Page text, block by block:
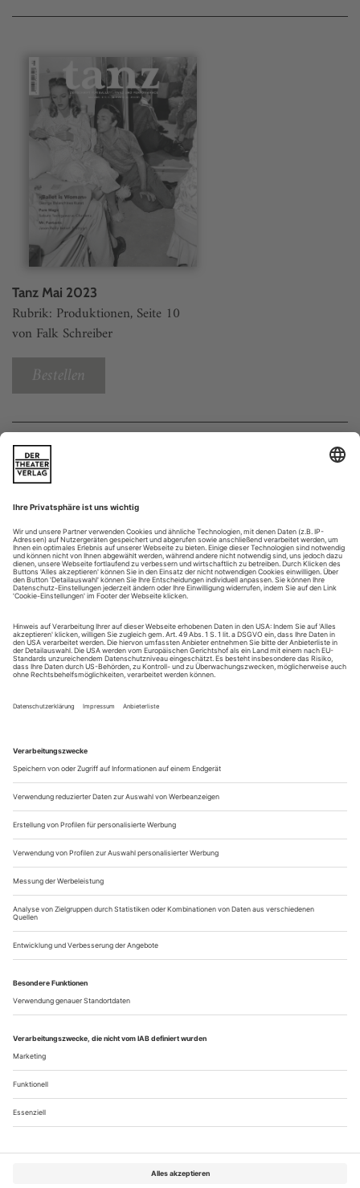
Tanz Mai 2023
Rubrik: Produktionen, Seite 10
von Falk Schreiber
Bestellen
Weitere Beiträge
Im Establishment
Hip-Hop
Es ist mittlerweile etwas in Vergessenheit geraten, aber: Die
Wiege des deutschen Hip-Hop steht in Heidelberg. Mit
Protagonist*innen wie Advanced Chemistry, Cora E. und den
Stieber Twins war die Universitätsstadt Anfang der Neunziger
wegen der hier sehr präsenten US-Armee. Die ist längst
abgezogen, Rap...
Newcomerin
Aufführung von Hans van Manens «Short Cut» mit ihrem
ersten Auftragswerk das Publikum von der ersten bis zur
letzten Minute in seinen Bann zieht, dann muss sie Talent
haben. So geschehen jüngst beim Ballett am Rhein. Neshama
Neshman ist der Name der sehr jungen Künstlerin, die mit
einem Tanzstück über eine Erzählung...
Aufführungen 5/23
Deutschland
Augsburg Theater«Dimensions of Dance. Part 4»: «A Fresh
Start» des Choreografenteams Iratxe Ansa und Igor Bacovich
sowie «Tangata» von Ballettdirektor Ricardo Fernando.
martini-Park, 5., 24. Mai Premiere «New Comer»,
Kammertanzabend mit dem Choreografie-Nachwuchs des
Ballett Augsburg. brechtbühne im Gaswerk, 12., 29. Mai
«Godani – Goecke – Fernando»:...
Über uns Kontakt Kritikerumfrage Newsletter